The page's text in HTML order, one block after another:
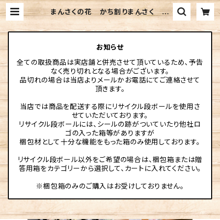
まんさくの花 かち割りまんさく 吟
醸一度火入原酒 720ml | 伊勢元酒
店online
お知らせ
全ての取扱商品は実店舗と併売させて頂いているため、予告
なく売り切れとなる場合がございます。
品切れの場合は当店よりメールかお電話にてご連絡させて
頂きます。
当店では商品を配送する際にリサイクル段ボールを使用さ
せていただいております。
リサイクル段ボールには、シールの跡がついていたり他社ロ
ゴの入った箱等がありますが
梱包材として十分な機能をもった箱のみ使用しております。
リサイクル段ボール以外をご希望の場合は、梱包箱または贈
答用箱をカテゴリーから選択して、カートに入れてください。
※梱包箱のみのご購入はお受けしておりません。